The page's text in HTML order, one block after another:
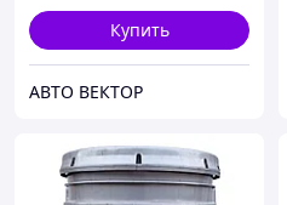
Купить
АВТО ВЕКТОР